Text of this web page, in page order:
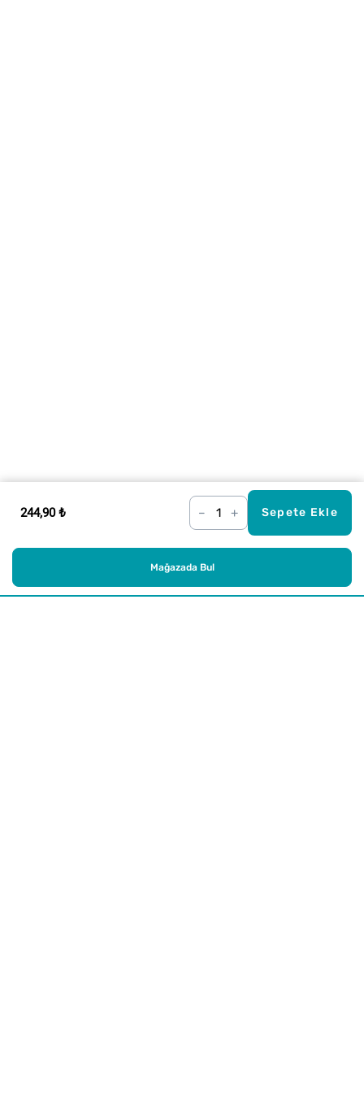
244,90 ₺ – + Sepete Ekle
Mağazada Bul